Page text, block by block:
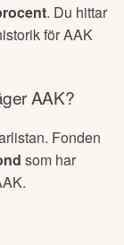
. Du hittar
förAAK
AAK?
Fonden
som har
.